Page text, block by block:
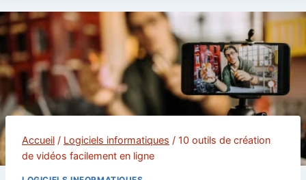
Accueil / Logiciels informatiques / 10 outils de création
de vidéos facilement en ligne